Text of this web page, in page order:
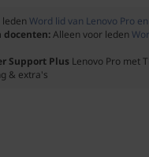
Word lid van Lenovo Pro
docenten:Alleen voor leden
Support Plus Lenovo Pro met
& extra's